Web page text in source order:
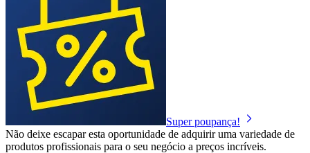
Super poupança!
Não deixe escapar esta oportunidade de adquirir uma variedade de
produtos profissionais para o seu negócio a preços incríveis.